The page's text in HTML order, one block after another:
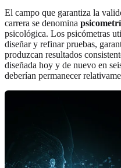
El campo que garantiza la
carrera se denomina
psicológica. Los psicómetras
diseñar y refinar pruebas,
produzcan resultados
diseñada hoy y de nuevo en
deberían permanecer